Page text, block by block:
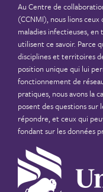
Au Centre de
(CCNMI), nous lions
maladies infectieuses,
utilisent ce savoir. Parce
disciplines et territoires
position unique qui lui
fonctionnement de
pratiques, nous avons la
posent des questions sur
répondre, et ceux qui
fondant sur les données